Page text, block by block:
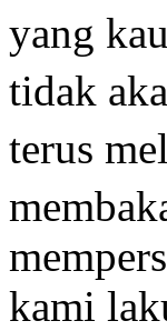
yang
tidak
terus
kami